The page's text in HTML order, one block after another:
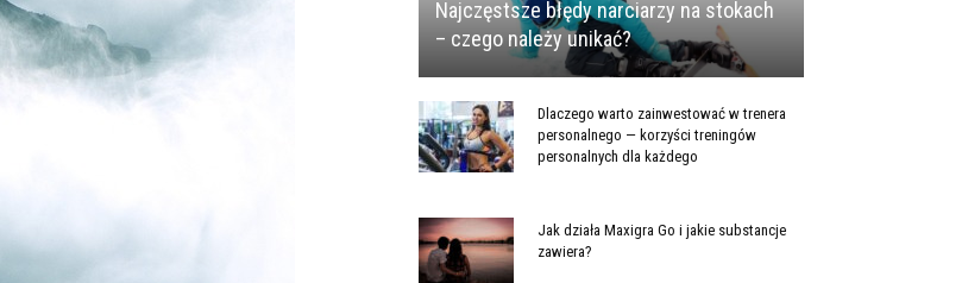
Najczęstsze błędy narciarzy na stokach
– czego należy unikać?
Dlaczego warto zainwestować w trenera
personalnego — korzyści treningów
personalnych dla każdego
Jak działa Maxigra Go i jakie substancje
zawiera?